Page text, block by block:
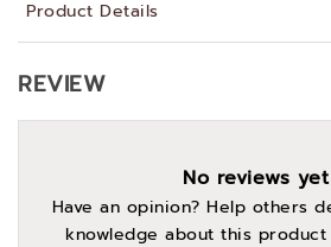
Product Details
REVIEW
No reviews yet
Have an opinion? Help others
knowledge about this